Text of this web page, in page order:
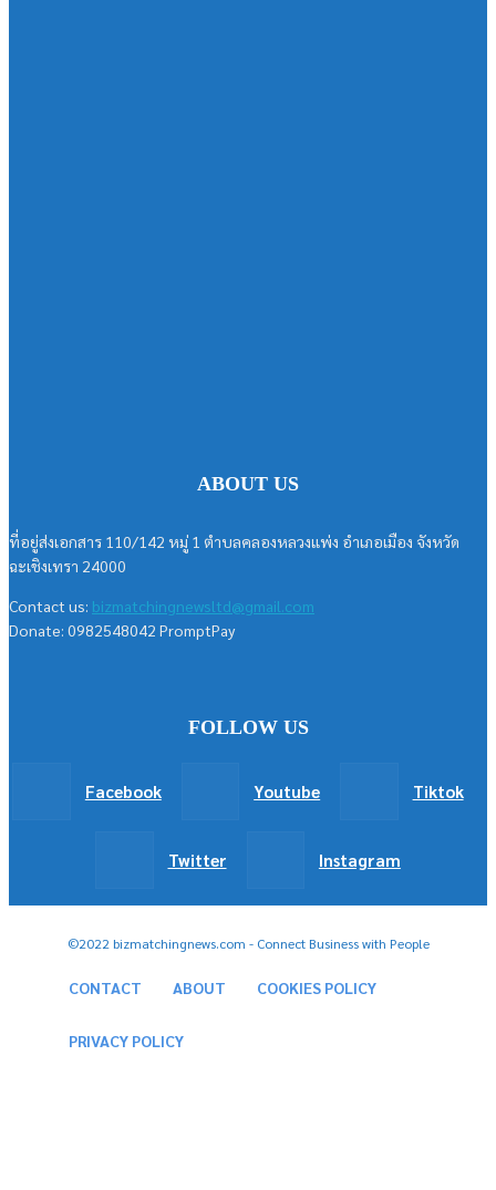
ABOUT US
ที่อยู่ส่งเอกสาร 110/142 หมู่ 1 ตำบลคลองหลวงแพ่ง อำเภอเมือง จังหวัด
ฉะเชิงเทรา 24000
Contact us: bizmatchingnewsltd@gmail.com
Donate: 0982548042 PromptPay
FOLLOW US
Facebook Youtube Tiktok
Twitter Instagram
©2022 bizmatchingnews.com - Connect Business with People
CONTACT ABOUT COOKIES POLICY
PRIVACY POLICY